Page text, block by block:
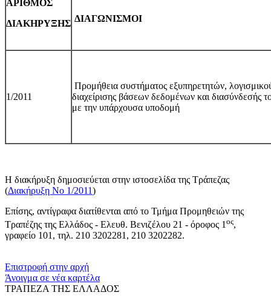
ΑΡΙΘΜΟΣ
ΔΙΑΚΗΡΥΞΗΣ ΔΙΑΓΩΝΙΣΜΟΙ
1/2011
Προμήθεια συστήματος εξυπηρετητών,
διαχείρισης βάσεων δεδομένων και διασύνδεσής
με την υπάρχουσα υποδομή
Η διακήρυξη δημοσιεύεται στην ιστοσελίδα της Τράπεζας
(Διακήρυξη Νο 1/2011)
Επίσης, αντίγραφα διατίθενται από το Τμήμα Προμηθειών της
Τραπέζης της Ελλάδος - Ελευθ. Βενιζέλου 21 - όροφος 1 ος,
γραφείο 101, τηλ. 210 3202281, 210 3202282.
Επιστροφή στην αρχή
Άνοιγμα σε νέα καρτέλα
ΤΡΑΠΕΖΑ ΤΗΣ ΕΛΛΑΔΟΣ